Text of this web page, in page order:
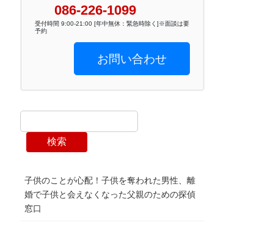
086-226-1099
受付時間 9:00-21:00 [年中無休：緊急時除く]※面談は要
予約
お問い合わせ
検索
子供のことが心配！子供を奪われた男性、離
婚で子供と会えなくなった父親のための探偵
窓口